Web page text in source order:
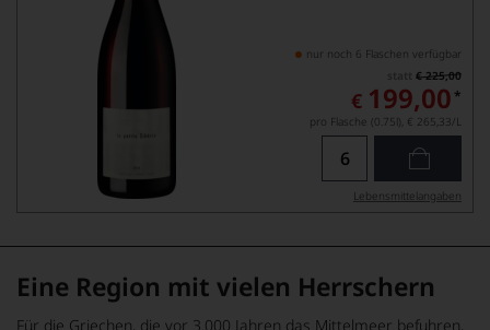
nur noch 6 Flaschen verfügbar
€ 225,00
€ 199,00 *
pro Flasche (0.75l), € 265,33/L
Lebensmittel­angaben
Eine Region mit vielen Herrschern
Für die Griechen, die vor 3.000 Jahren das Mittelmeer befuhren,